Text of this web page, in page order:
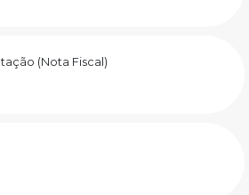
(Nota Fiscal)